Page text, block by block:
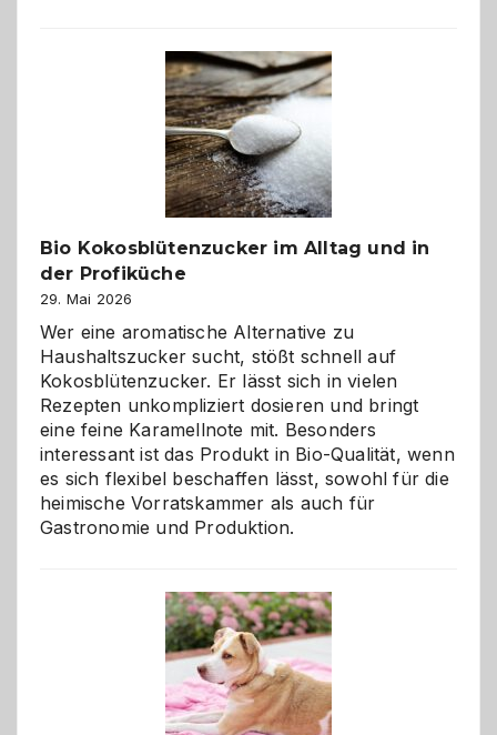
Freund
in
Gefahr
ist:
Brandschutz
für
Hunde
eigenen
Bio Kokosblütenzucker im Alltag und in
der Profiküche
29. Mai 2026
Wer eine aromatische Alternative zu
Haushaltszucker sucht, stößt schnell auf
Kokosblütenzucker. Er lässt sich in vielen
Rezepten unkompliziert dosieren und bringt
eine feine Karamellnote mit. Besonders
interessant ist das Produkt in Bio-Qualität, wenn
es sich flexibel beschaffen lässt, sowohl für die
heimische Vorratskammer als auch für
Gastronomie und Produktion.